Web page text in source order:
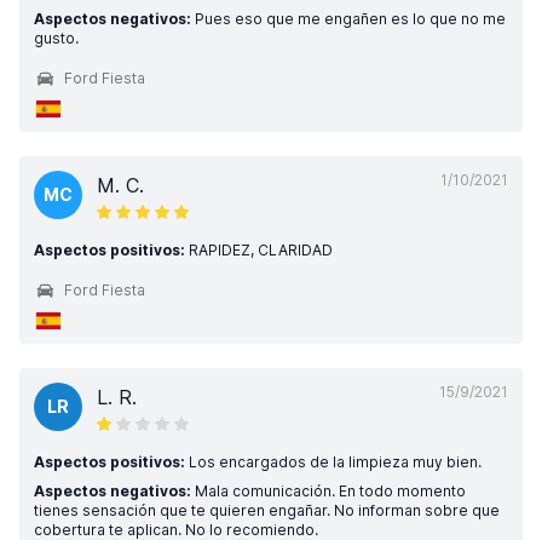
Aspectos negativos: Pues eso que me engañen es lo que no me
gusto.
Ford Fiesta
1/10/2021
MC M. C.
Aspectos positivos: RAPIDEZ, CLARIDAD
Ford Fiesta
15/9/2021
LR L. R.
Aspectos positivos: Los encargados de la limpieza muy bien.
Aspectos negativos: Mala comunicación. En todo momento
tienes sensación que te quieren engañar. No informan sobre que
cobertura te aplican. No lo recomiendo.